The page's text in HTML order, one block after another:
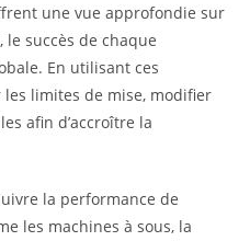
une vue approfondie sur
succès de chaque
En utilisant ces
limites de mise, modifier
afin d’accroître la
la performance de
les machines à sous, la